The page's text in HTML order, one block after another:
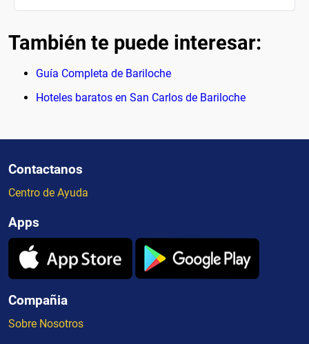
También te puede interesar:
Guía Completa de Bariloche
Hoteles baratos en San Carlos de Bariloche
Contactanos
Centro de Ayuda
Apps
Compañia
Sobre Nosotros